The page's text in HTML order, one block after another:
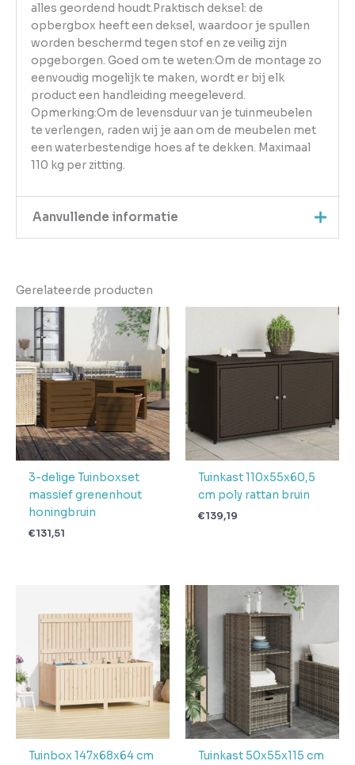
alles geordend houdt.Praktisch deksel: de
opbergbox heeft een deksel, waardoor je spullen
worden beschermd tegen stof en ze veilig zijn
opgeborgen. Goed om te weten:Om de montage zo
eenvoudig mogelijk te maken, wordt er bij elk
product een handleiding meegeleverd.
Opmerking:Om de levensduur van je tuinmeubelen
te verlengen, raden wij je aan om de meubelen met
een waterbestendige hoes af te dekken. Maximaal
110 kg per zitting.
Aanvullende informatie
EAN
Gewicht
Aantal
pakketten in
levering
1
Verwachte
levertijd
4 + 1 dag
Gerelateerde producten
3-delige Tuinboxset
massief grenenhout
honingbruin
€131,51
Tuinkast 110x55x60,5
cm poly rattan bruin
€139,19
Tuinbox 147x68x64 cm
Tuinkast 50x55x115 cm